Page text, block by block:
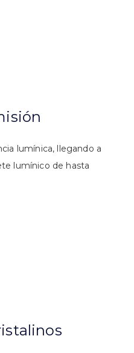
lumínica, llegando a
lumínico de hasta